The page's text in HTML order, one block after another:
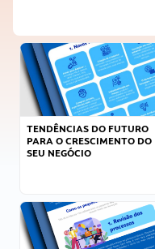
TENDÊNCIAS DO FUTURO
PARA O CRESCIMENTO DO
SEU NEGÓCIO